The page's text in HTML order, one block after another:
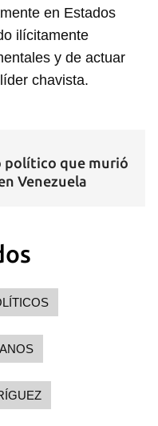
en Estados
ilícitamente
y de actuar
chavista.
político que murió
Venezuela